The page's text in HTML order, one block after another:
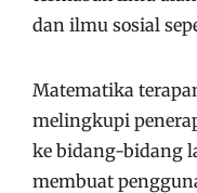
dan ilmu sosial
Matematika
melingkupi
ke bidang-bidang
membuat